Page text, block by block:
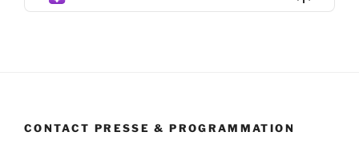
CONTACT PRESSE & PROGRAMMATION